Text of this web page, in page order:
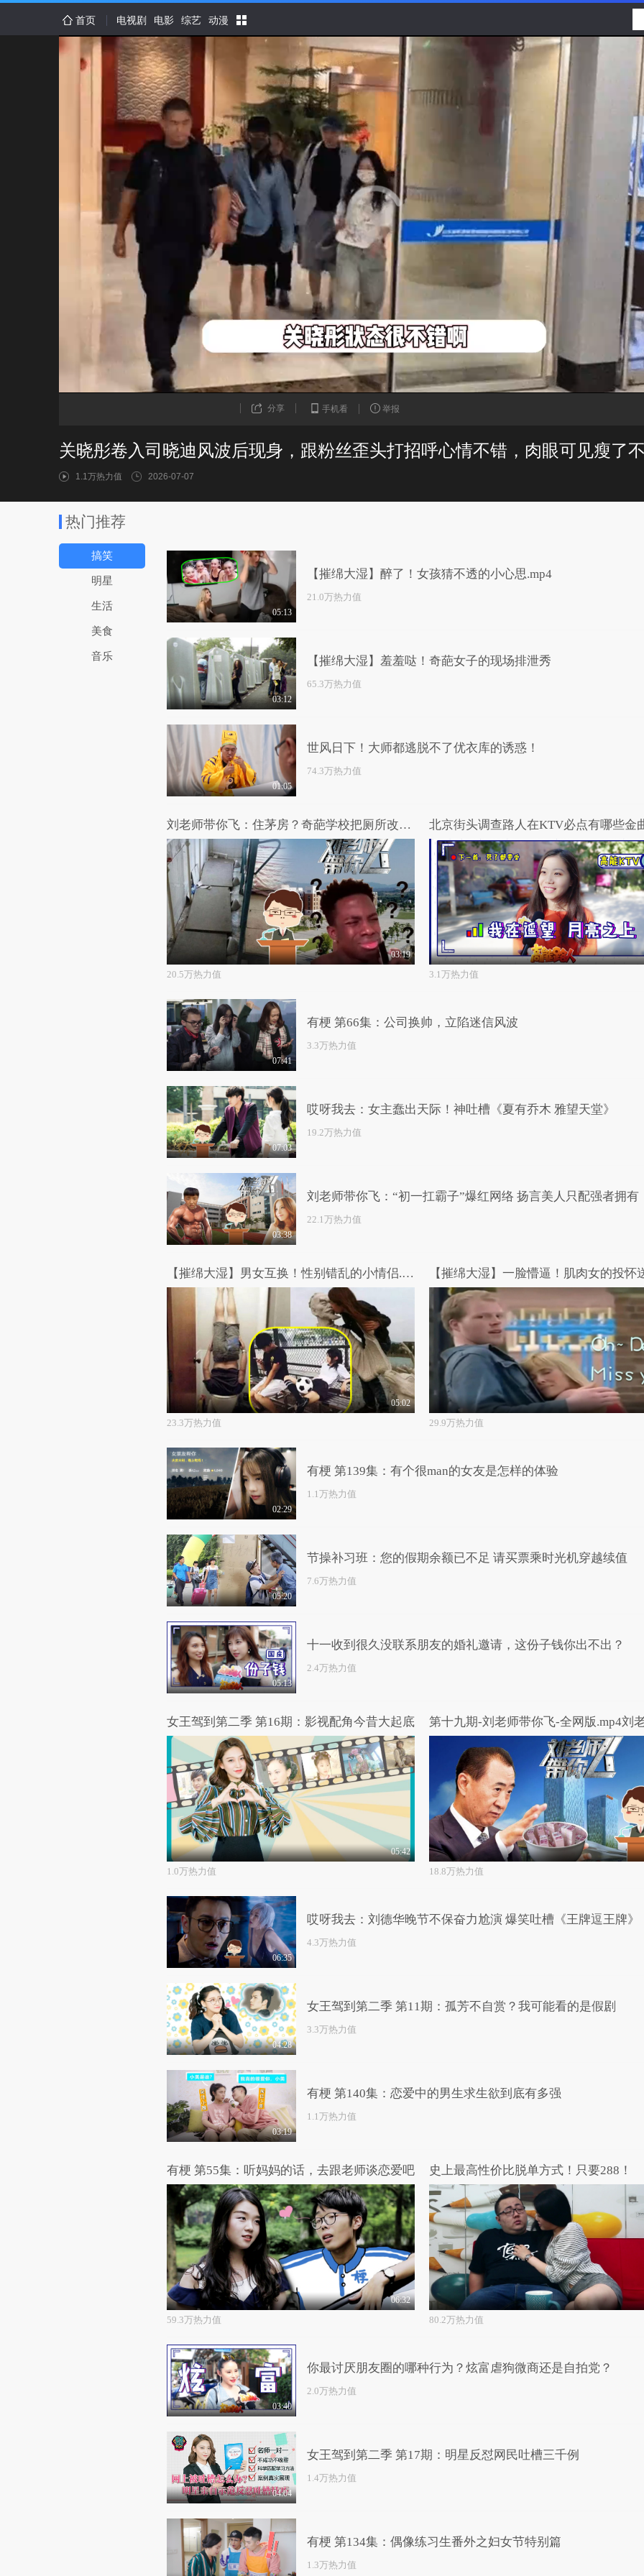
首页 电视剧 电影 综艺 动漫
分享 手机看 举报
关晓彤卷入司晓迪风波后现身，跟粉丝歪头打招呼心情不错，肉眼可见瘦了
1.1万热力值 2026-07-07
热门推荐
搞笑
明星
生活
美食
音乐
05:13
【摧绵大湿】醉了！女孩猜不透的小心思.mp4
21.0万热力值
03:12
【摧绵大湿】羞羞哒！奇葩女子的现场排泄秀
65.3万热力值
01:05
世风日下！大师都逃脱不了优衣库的诱惑！
74.3万热力值
刘老师带你飞：住茅房？奇葩学校把厕所改成宿舍！
03:19
20.5万热力值 3.1万热力值
07:41
有梗 第66集：公司换帅，立陷迷信风波
3.3万热力值
07:03
哎呀我去：女主蠢出天际！神吐槽《夏有乔木 雅望天堂》
19.2万热力值
03:38
刘老师带你飞：“初一扛霸子”爆红网络 扬言美人只配强者拥有
22.1万热力值
【摧绵大湿】男女互换！性别错乱的小情侣.mp4
05:02
23.3万热力值
【摧绵大湿】一脸懵逼！肌肉女的投怀
29.9万热力值
02:29
有梗 第139集：有个很man的女友是怎样的体验
1.1万热力值
05:20
节操补习班：您的假期余额已不足 请买票乘时光机穿越续值
7.6万热力值
05:13
十一收到很久没联系朋友的婚礼邀请，这份子钱你出不出？
2.4万热力值
女王驾到第二季 第16期：影视配角今昔大起底
05:42
1.0万热力值 18.8万热力值
06:35
哎呀我去：刘德华晚节不保奋力尬演 爆笑吐槽《王牌逗王牌》
4.3万热力值
04:28
女王驾到第二季 第11期：孤芳不自赏？我可能看的是假剧
3.3万热力值
03:19
有梗 第140集：恋爱中的男生求生欲到底有多强
1.1万热力值
有梗 第55集：听妈妈的话，去跟老师谈恋爱吧
06:32
59.3万热力值
史上最高性价比脱单方式！只要288！
80.2万热力值
03:40
你最讨厌朋友圈的哪种行为？炫富虐狗微商还是自拍党？
2.0万热力值
04:04
女王驾到第二季 第17期：明星反怼网民吐槽三千例
1.4万热力值
有梗 第134集：偶像练习生番外之妇女节特别篇
1.3万热力值